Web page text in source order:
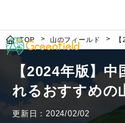
TOP 山のフィールド
【2024年版】
れるおすすめの
更新日：2024/02/02